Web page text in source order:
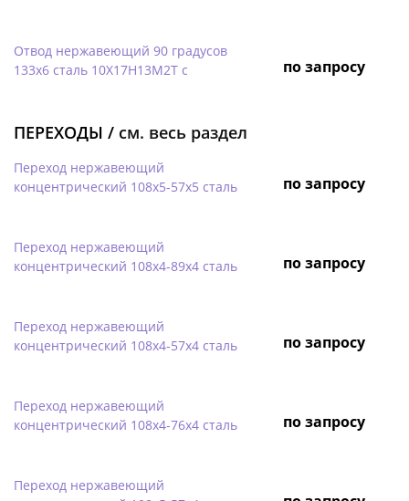
Отвод нержавеющий 90 градусов
133х6 сталь 10Х17Н13М2Т с
по запросу
ПЕРЕХОДЫ / см. весь раздел
Переход нержавеющий
концентрический 108х5-57х5 сталь
по запросу
Переход нержавеющий
концентрический 108х4-89х4 сталь
по запросу
Переход нержавеющий
концентрический 108х4-57х4 сталь
по запросу
Переход нержавеющий
концентрический 108х4-76х4 сталь
по запросу
Переход нержавеющий